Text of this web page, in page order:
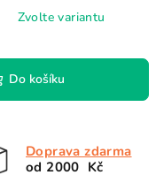
Zvolte variantu
Do košíku
Doprava zdarma
od 2000 Kč